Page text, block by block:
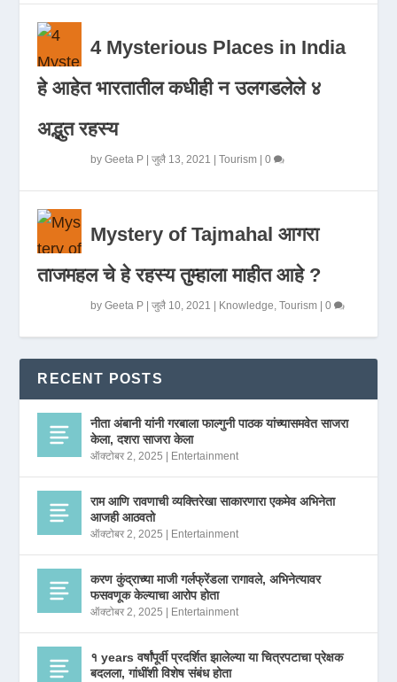
4 Mysterious Places in India
हे आहेत भारतातील कधीही न उलगडलेले ४
अद्भुत रहस्य
byGeeta P |जुलै 13, 2021 |Tourism |0
Mystery of Tajmahal आगरा
ताजमहल चे हे रहस्य तुम्हाला माहीत आहे ?
byGeeta P |जुलै 10, 2021 | Knowledge ,Tourism |0
RECENT POSTS
नीता अंबानी यांनी गरबाला फाल्गुनी पाठक यांच्यासमवेत साजरा
केला, दशरा साजरा केला
ऑक्टोबर 2, 2025 | Entertainment
राम आणि रावणाची व्यक्तिरेखा साकारणारा एकमेव अभिनेता
आजही आठवतो
ऑक्टोबर 2, 2025 | Entertainment
करण कुंद्राच्या माजी गर्लफ्रेंडला रागावले, अभिनेत्यावर
फसवणूक केल्याचा आरोप होता
ऑक्टोबर 2, 2025 | Entertainment
१ years वर्षांपूर्वी प्रदर्शित झालेल्या या चित्रपटाचा प्रेक्षक
बदलला, गांधींशी विशेष संबंध होता